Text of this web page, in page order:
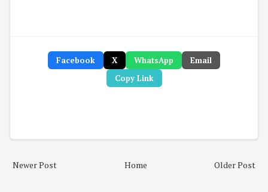
Facebook X WhatsApp
Email
Copy Link
Newer Post Older Post
Home